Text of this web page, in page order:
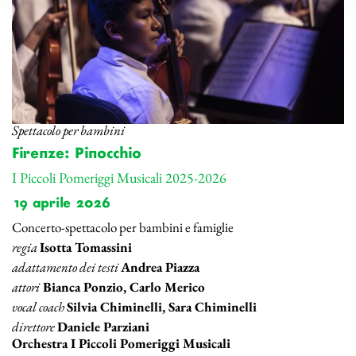
Spettacolo per bambini
Firenze: Pinocchio
I Piccoli Pomeriggi Musicali 2025-2026
19 aprile 2026
Concerto-spettacolo per bambini e famiglie
regiaIsotta Tomassini
adattamento dei testiAndrea Piazza
attoriBianca Ponzio, Carlo Merico
vocal coachSilvia Chiminelli, Sara Chiminelli
direttoreDaniele Parziani
Orchestra I Piccoli Pomeriggi Musicali